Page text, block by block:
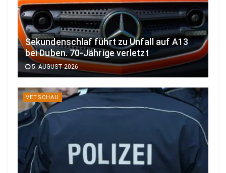
Sekundenschlaf führt zu Unfall auf A13
bei Duben. 70-Jährige verletzt
5. AUGUST 2026
VETSCHAU